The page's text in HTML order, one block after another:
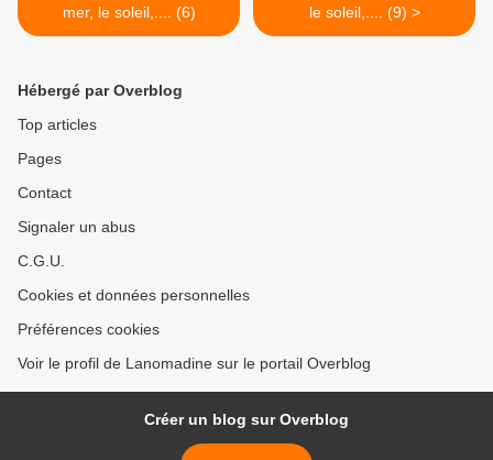
mer, le soleil,.... (6)
le soleil,.... (9) >
Hébergé par Overblog
Top articles
Pages
Contact
Signaler un abus
C.G.U.
Cookies et données personnelles
Préférences cookies
Voir le profil de Lanomadine sur le portail Overblog
Créer un blog sur Overblog